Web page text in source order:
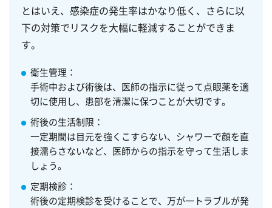
とはいえ、感染症の発生率はかなり低く、さらに以
下の対策でリスクを大幅に軽減することができま
す。
衛生管理 ：
手術中および術後は、医師の指示に従って点眼薬を適
切に使用し、患部を清潔に保つことが大切です。
術後の生活制限 ：
一定期間は目元を強くこすらない、シャワーで顔を直
接濡らさないなど、医師からの指示を守って生活しま
しょう。
定期検診 ：
術後の定期検診を受けることで、万が一トラブルが発